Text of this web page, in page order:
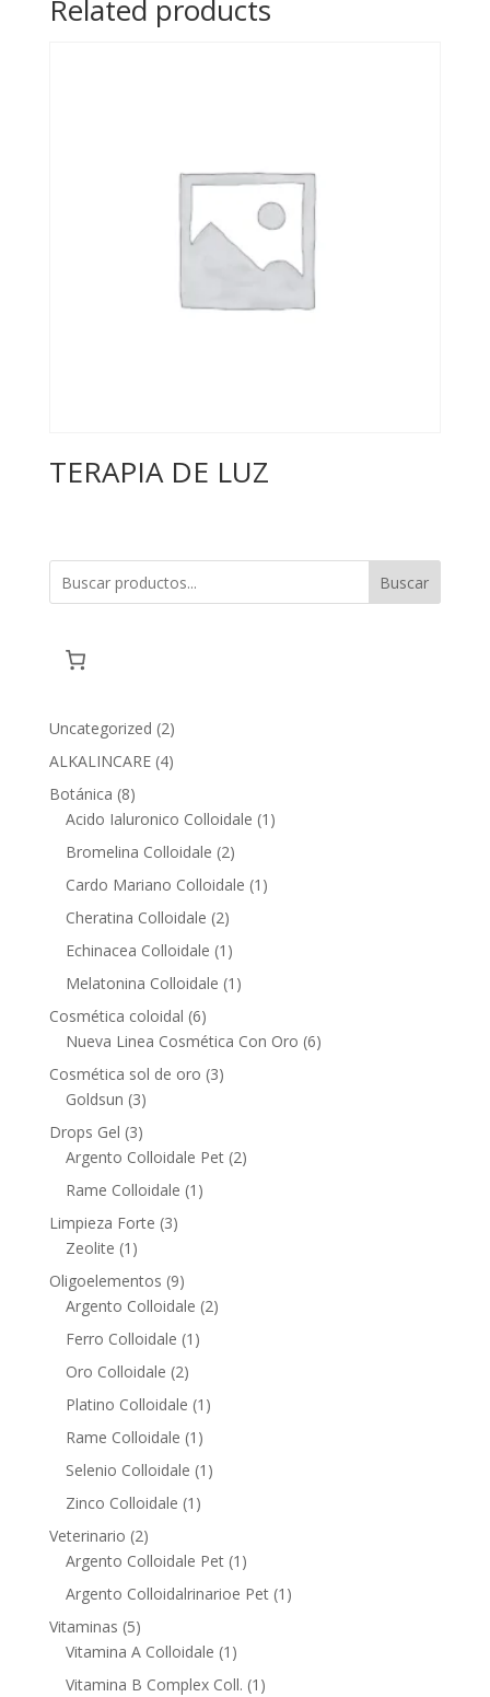
Related products
TERAPIA DE LUZ
Buscar
Uncategorized 22
products
ALKALINCARE 44
Botánica 88
products
Acido Ialuronico Colloidale 1 1
Bromelina Colloidale 22
products
Cardo Mariano Colloidale 1 1
Cheratina Colloidale 22
products
Echinacea Colloidale 1 1
product
Melatonina Colloidale 1 1
Cosmética coloidal 66
products
Nueva Linea Cosmética Con Oro 66
Cosmética sol de oro 33
Goldsun 33
products
Drops Gel 33
products
Argento Colloidale Pet 22
Rame Colloidale 1 1
Limpieza Forte 33
Zeolite 1 1
product
Oligoelementos 99
products
Argento Colloidale 22
Ferro Colloidale 1 1
Oro Colloidale 22
products
Platino Colloidale 1 1
Rame Colloidale 1 1
product
Selenio Colloidale 1 1
Zinco Colloidale 1 1
Veterinario 22
products
Argento Colloidale Pet 1 1
product
Argento Colloidalrinarioe Pet 1 1
Vitaminas 55
products
Vitamina A Colloidale 1 1
product
Vitamina B Complex Coll. 1 1